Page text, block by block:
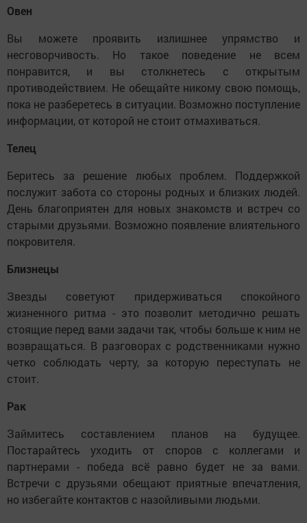
Овен
Вы можете проявить излишнее упрямство и
несговорчивость. Но такое поведение не всем
понравится, и вы столкнетесь с открытым
противодействием. Не обещайте никому свою помощь,
пока не разберетесь в ситуации. Возможно поступление
информации, от которой не стоит отмахиваться.
Телец
Беритесь за решение любых проблем. Поддержкой
послужит забота со стороны родных и близких людей.
День благоприятен для новых знакомств и встреч со
старыми друзьями. Возможно появление влиятельного
покровителя.
Близнецы
Звезды советуют придерживаться спокойного
жизненного ритма - это позволит методично решать
стоящие перед вами задачи так, чтобы больше к ним не
возвращаться. В разговорах с родственниками нужно
четко соблюдать черту, за которую переступать не
стоит.
Рак
Займитесь составлением планов на будущее.
Постарайтесь уходить от споров с коллегами и
партнерами - победа всё равно будет не за вами.
Встречи с друзьями обещают приятные впечатления,
но избегайте контактов с назойливыми людьми.